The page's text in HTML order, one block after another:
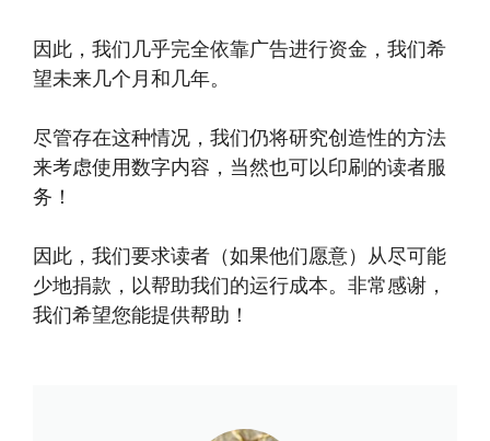
因此，我们几乎完全依靠广告进行资金，我们希
望未来几个月和几年。
尽管存在这种情况，我们仍将研究创造性的方法
来考虑使用数字内容，当然也可以印刷的读者服
务！
因此，我们要求读者（如果他们愿意）从尽可能
少地捐款，以帮助我们的运行成本。非常感谢，
我们希望您能提供帮助！